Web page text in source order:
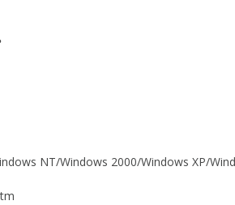
NT/Windows 2000/Windows XP/